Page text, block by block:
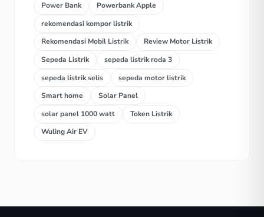
Power Bank
Powerbank Apple
rekomendasi kompor listrik
Rekomendasi Mobil Listrik
Review Motor Listrik
Sepeda Listrik
sepeda listrik roda 3
sepeda listrik selis
sepeda motor listrik
Smart home
Solar Panel
solar panel 1000 watt
Token Listrik
Wuling Air EV